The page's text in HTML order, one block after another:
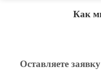
Как
Оставляете